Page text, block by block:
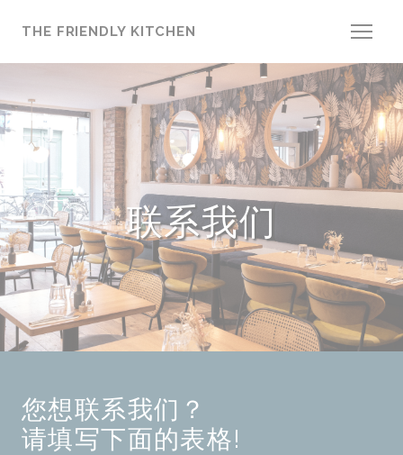
THE FRIENDLY KITCHEN
联系我们
您想联系我们？
请填写下面的表格!